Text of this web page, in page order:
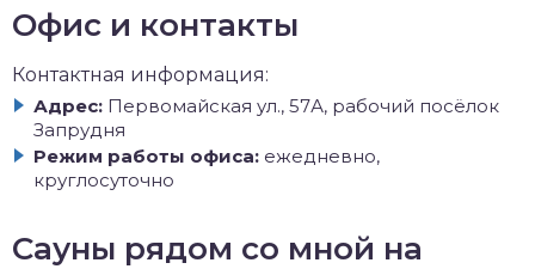
Офис и контакты
Контактная информация:
Адрес: Первомайская ул., 57А, рабочий посёлок
Запрудня
Режим работы офиса: ежедневно,
круглосуточно
Сауны рядом со мной на